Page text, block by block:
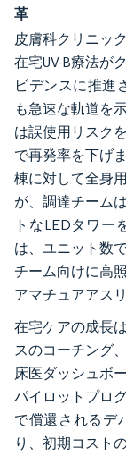
革
皮膚科クリニッ
在宅UV-B療法が
ビデンスに推進
も急速な軌道を
は誤使用リスク
で再発率を下げ
棟に対して全身
が、調達チーム
トなLEDタワー
は、ユニット数
チーム向けに高
アマチュアアス
在宅ケアの成長
スのコーチング
床医ダッシュボ
パイロットプロ
で償還されるデ
り、初期コスト